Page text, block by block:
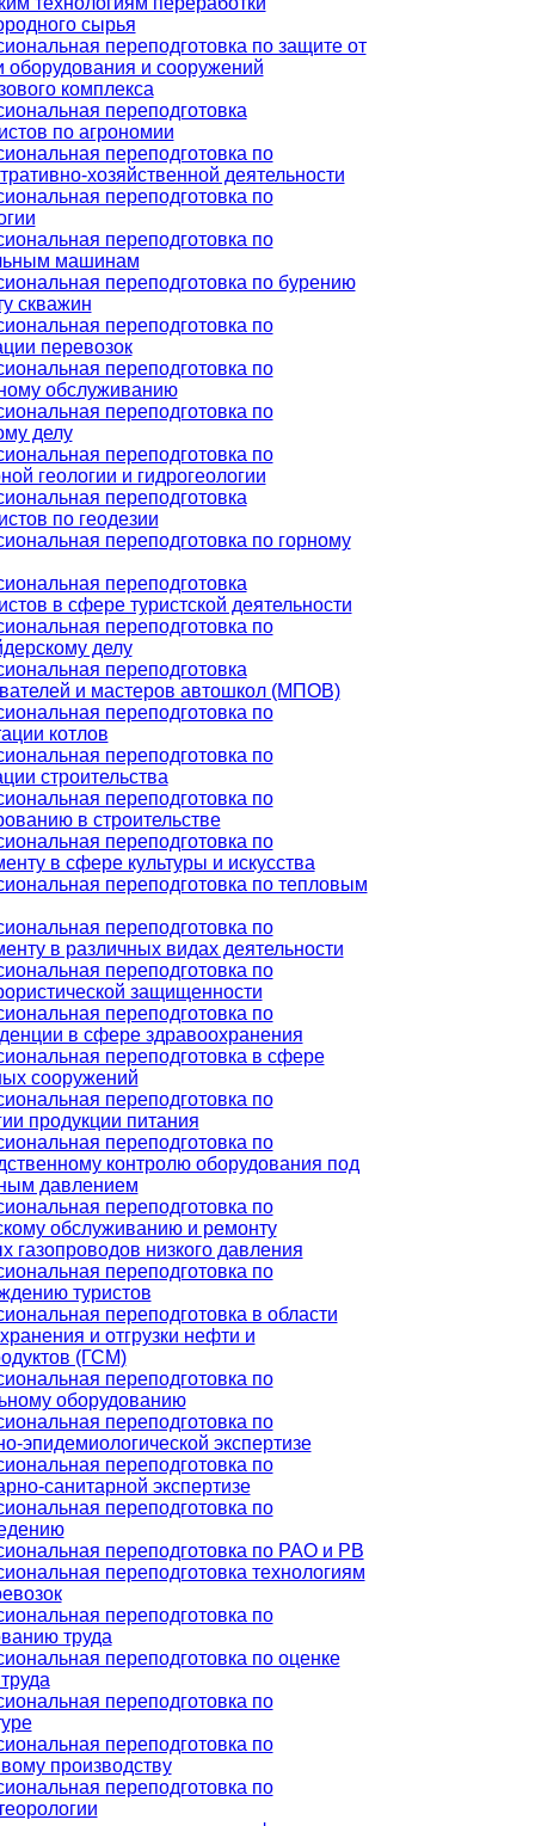
сырья
переподготовка по защите от
оборудования и сооружений
комплекса
переподготовка
по агрономии
переподготовка по
хозяйственной деятельности
переподготовка по
переподготовка по
машинам
переподготовка по бурению
скважин
переподготовка по
перевозок
переподготовка по
обслуживанию
переподготовка по
делу
переподготовка по
геологии и гидрогеологии
переподготовка
по геодезии
переподготовка по горному
переподготовка
в сфере туристской деятельности
переподготовка по
делу
переподготовка
и мастеров автошкол (МПОВ)
переподготовка по
котлов
переподготовка по
строительства
переподготовка по
в строительстве
переподготовка по
в сфере культуры и искусства
переподготовка по тепловым
переподготовка по
в различных видах деятельности
переподготовка по
защищенности
переподготовка по
в сфере здравоохранения
переподготовка в сфере
сооружений
переподготовка по
продукции питания
переподготовка по
контролю оборудования под
давлением
переподготовка по
обслуживанию и ремонту
газопроводов низкого давления
переподготовка по
туристов
переподготовка в области
и отгрузки нефти и
(ГСМ)
переподготовка по
оборудованию
переподготовка по
эпидемиологической экспертизе
переподготовка по
санитарной экспертизе
переподготовка по
переподготовка по РАО и РВ
переподготовка технологиям
переподготовка по
труда
переподготовка по оценке
переподготовка по
переподготовка по
производству
переподготовка по